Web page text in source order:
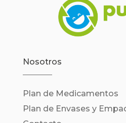
Nosotros
Plan de Medicamentos
Plan de Envases y